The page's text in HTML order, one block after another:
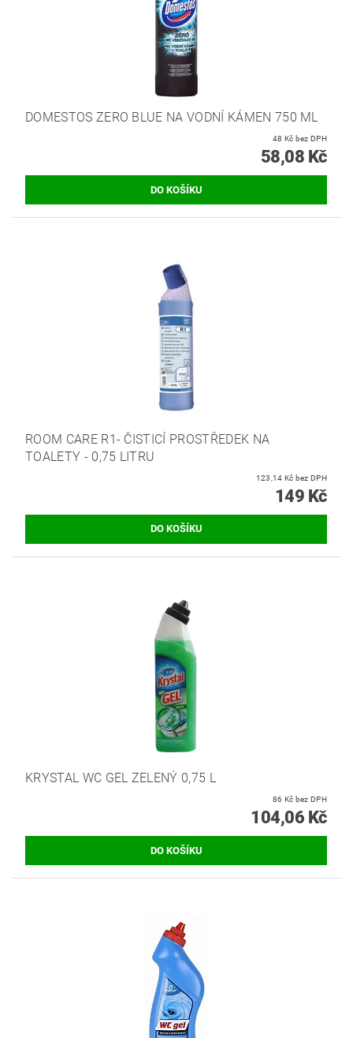
DOMESTOS ZERO BLUE NA VODNÍ KÁMEN 750 ML
48 Kč bez DPH
58,08 Kč
ROOM CARE R1- ČISTICÍ PROSTŘEDEK NA
TOALETY - 0,75 LITRU
123,14 Kč bez DPH
149 Kč
KRYSTAL WC GEL ZELENÝ 0,75 L
86 Kč bez DPH
104,06 Kč